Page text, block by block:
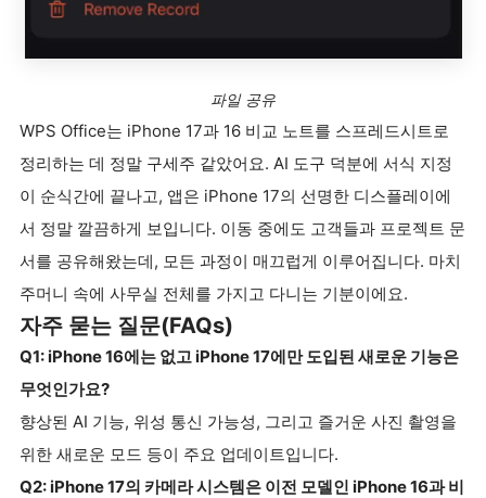
파일 공유
WPS Office는 iPhone 17과 16 비교 노트를 스프레드시트로
정리하는 데 정말 구세주 같았어요. AI 도구 덕분에 서식 지정
이 순식간에 끝나고, 앱은 iPhone 17의 선명한 디스플레이에
서 정말 깔끔하게 보입니다. 이동 중에도 고객들과 프로젝트 문
서를 공유해왔는데, 모든 과정이 매끄럽게 이루어집니다. 마치
주머니 속에 사무실 전체를 가지고 다니는 기분이에요.
자주 묻는 질문(FAQs)
Q1: iPhone 16에는 없고 iPhone 17에만 도입된 새로운 기능은
무엇인가요?
향상된 AI 기능, 위성 통신 가능성, 그리고 즐거운 사진 촬영을
위한 새로운 모드 등이 주요 업데이트입니다.
Q2: iPhone 17의 카메라 시스템은 이전 모델인 iPhone 16과 비